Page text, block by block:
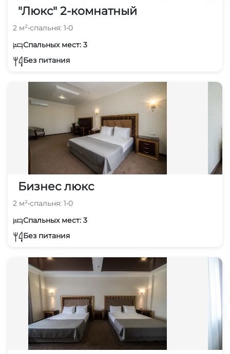
"Люкс" 2-комнатный
2 м²•спальня: 1•0
Спальных мест: 3
Без питания
Бизнес люкс
2 м²•спальня: 1•0
Спальных мест: 3
Без питания